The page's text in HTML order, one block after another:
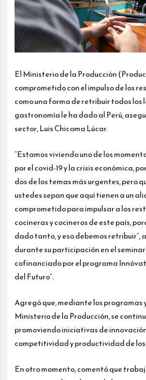
El Ministerio de la Producción
comprometido con el impulso de los
como una forma de retribuir todos los
gastronomía le ha dado al Perú,
sector, Luis Chicoma Lúcar.
“Estamos viviendo uno de los
por el covid-19 y la crisis económica,
dos de los temas más urgentes, pero
ustedes sepan que aquí tienen a un
comprometido para impulsar a los
cocineras y cocineros de este país,
dado tanto, y eso debemos retribuir”,
durante su participación en el
cofinanciado por el programa
del Futuro”.
Agregó que, mediante los programas
Ministerio de la Producción, se
promoviendo iniciativas de
competitividad y productividad de
En otro momento, comentó que